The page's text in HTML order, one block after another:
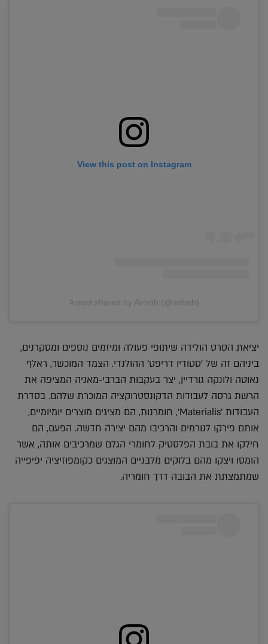
View this post on Instagram
A post shared by Airbnb (@airbnb)
יציאת הסרט הולידה שיתופי פעולה ומיזמים נוספים ומסקרנים,
ביניהם זה של 'סטודיו דריפט' ההולנדי. הצמד המוכשר, ראלף
נאוטה ולונקה גורדיין, יצר בעקבות הברבי-מאניה המציפה את
הרשת גרסה לעבודות הדקונסטרוקציה המוכרת שלהם. בסדרת
העבודות 'Materialis', חומרנות, הם מציגים מוצרים יומיומיים,
אותם פירקו לגורמים והרכיבו מהם יצירה חדשה. הפעם, הם
חילקו את בובת הפלסטיק לחומרי הגלם שמרכיבים אותה, אשר
הומסו ויצקו מהם בלוקים מלבניים המוצגים כקומפוזיציה יפיפייה
שמתמצתת את הבובה דרך חומריה.